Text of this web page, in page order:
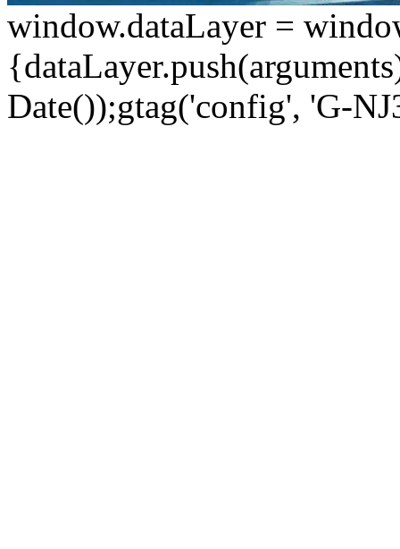
window.dataLayer =
Date());gtag('config', 'G-